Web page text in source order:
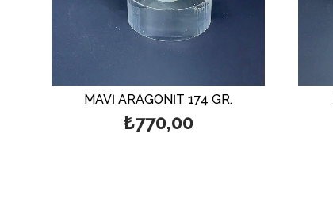
MAVİ ARAGONİT 174 GR.
₺770,00